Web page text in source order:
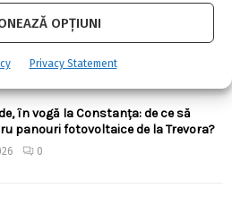
OPȚIUNI
Privacy Statement
în domeniul construcțiilor
0
în vogă la Constanța: de ce să
panouri fotovoltaice de la Trevora?
0